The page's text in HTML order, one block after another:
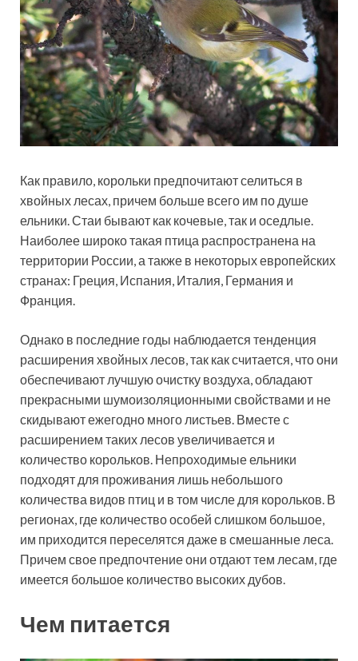
Как правило, корольки предпочитают селиться в
хвойных лесах, причем больше всего им по душе
ельники. Стаи бывают как кочевые, так и оседлые.
Наиболее широко такая птица распространена на
территории России, а также в некоторых европейских
странах: Греция, Испания, Италия, Германия и
Франция.
Однако в последние годы наблюдается тенденция
расширения хвойных лесов, так как считается, что они
обеспечивают лучшую очистку воздуха, обладают
прекрасными шумоизоляционными свойствами и не
скидывают ежегодно много листьев. Вместе с
расширением таких лесов увеличивается и
количество корольков. Непроходимые ельники
подходят для проживания лишь небольшого
количества видов птиц и в том числе для корольков. В
регионах, где количество особей слишком большое,
им приходится переселятся даже в смешанные леса.
Причем свое предпочтение они отдают тем лесам, где
имеется большое количество высоких дубов.
Чем питается